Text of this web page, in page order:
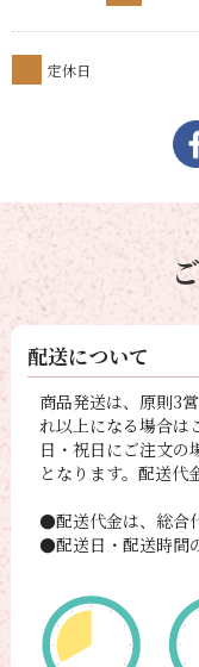
定休日
配送について
商品発送は、原則3
れ以上になる場合は
日・祝日にご注文の
となります。配送代
●配送代金は、総合
●配送日・配送時間